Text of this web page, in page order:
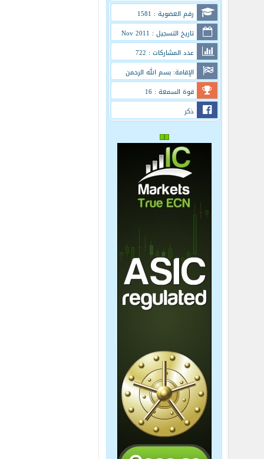
رقم العضوية : 1581
تاريخ التسجيل : Nov 2011
عدد المشاركات : 722
الإقامة: بسم الله الرحمن
الرحيم
قوة السمعة : 16
ذكر